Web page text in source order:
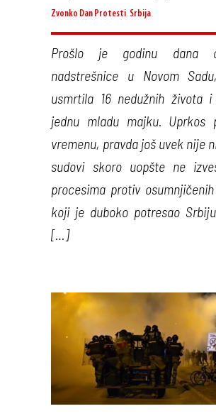
Zvonko Dan Protesti Srbija
Prošlo je godinu dana
nadstrešnice u Novom
usmrtila 16 nedužnih života
jednu mladu majku. Uprkos
vremenu, pravda još uvek nije
sudovi skoro uopšte ne
procesima protiv
koji je duboko potresao
[…]